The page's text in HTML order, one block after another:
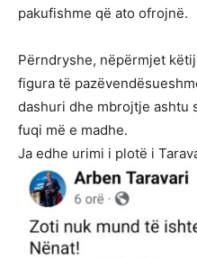
pakufishme që ato ofrojnë.
Përndryshe, nëpërmjet
figura të
dashuri dhe mbrojtje ashtu
fuqi më e madhe.
Ja edhe urimi i plotë i